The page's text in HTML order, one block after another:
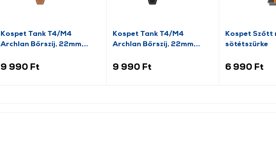
Kospet Tank T4/M4
Archlan Bőrszíj, 22mm,
9 990 Ft
Kospet Tank T4/M4
Archlan Bőrszíj, 22mm,
9 990 Ft
Kospet Szőtt
sötétszürke
6 990 Ft